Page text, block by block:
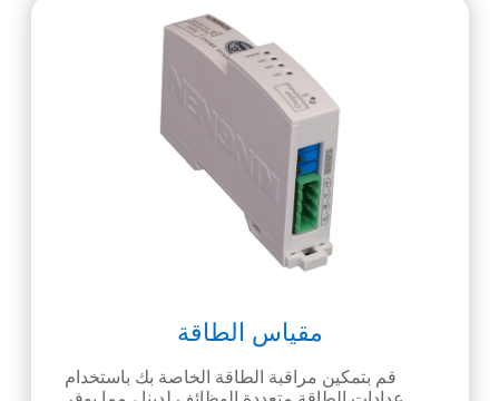
مقياس الطاقة
قم بتمكين مراقبة الطاقة الخاصة بك باستخدام